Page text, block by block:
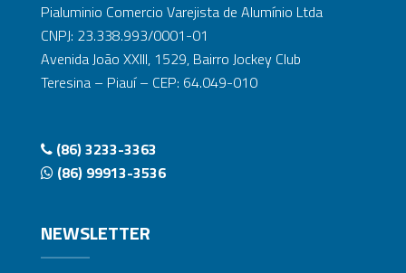
Pialuminio Comercio Varejista de Alumínio Ltda
CNPJ: 23.338.993/0001-01
Avenida João XXIII, 1529, Bairro Jockey Club
Teresina – Piauí – CEP: 64.049-010
(86) 3233-3363
(86) 99913-3536
NEWSLETTER